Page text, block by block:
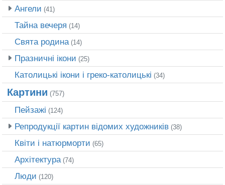
Ангели (41)
Тайна вечеря (14)
Свята родина (14)
Празничні ікони (25)
Католицькі ікони і греко-католицькі (34)
Картини (757)
Пейзажі (124)
Репродукції картин відомих художників (38)
Квіти і натюрморти (65)
Архітектура (74)
Люди (120)